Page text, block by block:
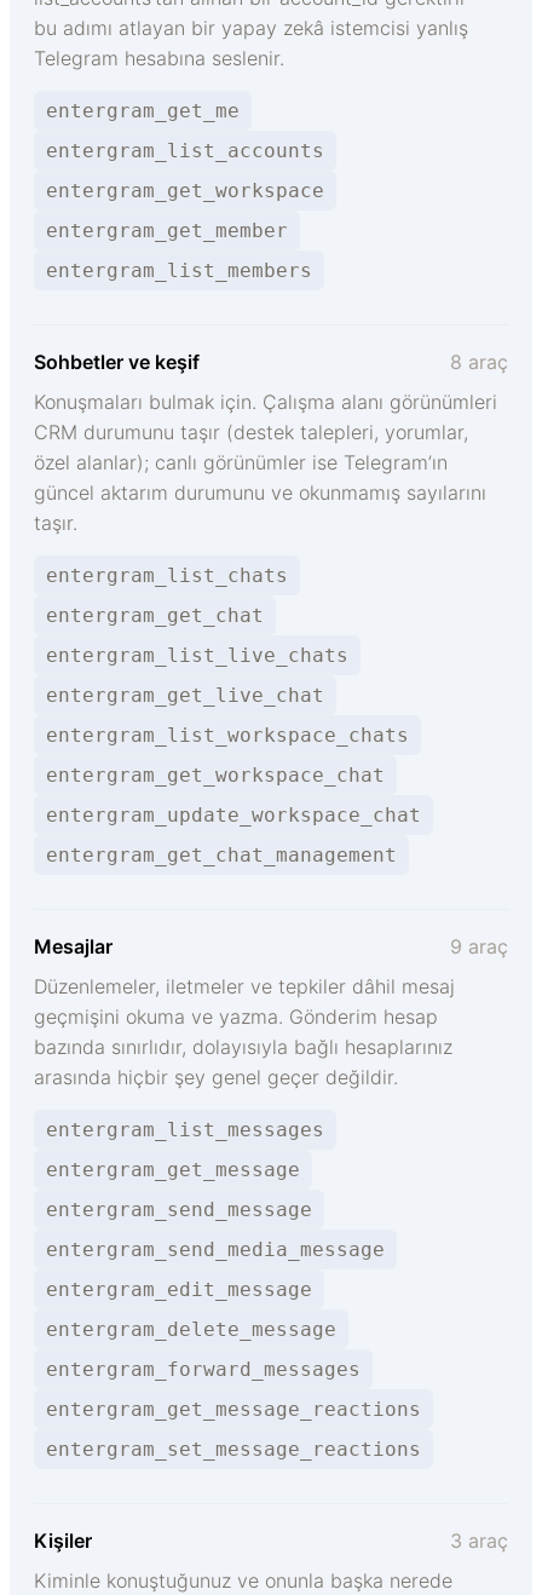
bu adımı atlayan bir yapay zekâ istemcisi yanlış
Telegram hesabına seslenir.
entergram_get_me
entergram_list_accounts
entergram_get_workspace
entergram_get_member
entergram_list_members
Sohbetler ve keşif
8 araç
Konuşmaları bulmak için. Çalışma alanı görünümleri
CRM durumunu taşır (destek talepleri, yorumlar,
özel alanlar); canlı görünümler ise Telegram’ın
güncel aktarım durumunu ve okunmamış sayılarını
taşır.
entergram_list_chats
entergram_get_chat
entergram_list_live_chats
entergram_get_live_chat
entergram_list_workspace_chats
entergram_get_workspace_chat
entergram_update_workspace_chat
entergram_get_chat_management
Mesajlar
9 araç
Düzenlemeler, iletmeler ve tepkiler dâhil mesaj
geçmişini okuma ve yazma. Gönderim hesap
bazında sınırlıdır, dolayısıyla bağlı hesaplarınız
arasında hiçbir şey genel geçer değildir.
entergram_list_messages
entergram_get_message
entergram_send_message
entergram_send_media_message
entergram_edit_message
entergram_delete_message
entergram_forward_messages
entergram_get_message_reactions
entergram_set_message_reactions
Kişiler
3 araç
Kiminle konuştuğunuz ve onunla başka nerede